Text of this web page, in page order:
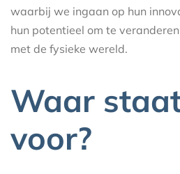
waarbij we ingaan op hun
hun potentieel om te
met de fysieke wereld.
Waar
voor?